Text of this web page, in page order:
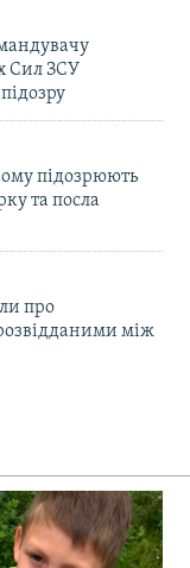
Сил ЗСУ
підозрюють
та посла
про
між